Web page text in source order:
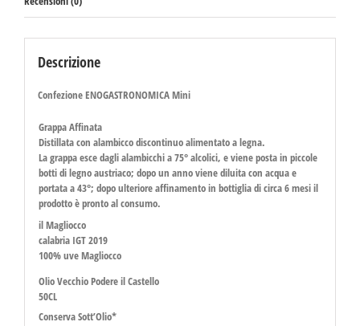
Descrizione
Confezione ENOGASTRONOMICA Mini
Grappa Affinata
Distillata con alambicco discontinuo alimentato a legna.
La grappa esce dagli alambicchi a 75° alcolici, e viene posta in piccole
botti di legno austriaco; dopo un anno viene diluita con acqua e
portata a 43°; dopo ulteriore affinamento in bottiglia di circa 6 mesi il
prodotto è pronto al consumo.
il Magliocco
calabria IGT 2019
100% uve Magliocco
Olio Vecchio Podere il Castello
50CL
Conserva Sott’Olio*